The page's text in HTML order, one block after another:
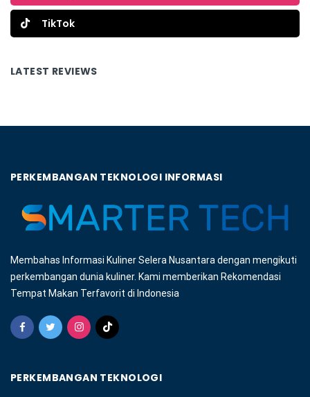
TikTok
LATEST REVIEWS
PERKEMBANGAN TEKNOLOGI INFORMASI
Membahas Informasi Kuliner Selera Nusantara dengan mengikuti
perkembangan dunia kuliner. Kami memberikan Rekomendasi
Tempat Makan Terfavorit di Indonesia
PERKEMBANGAN TEKNOLOGI